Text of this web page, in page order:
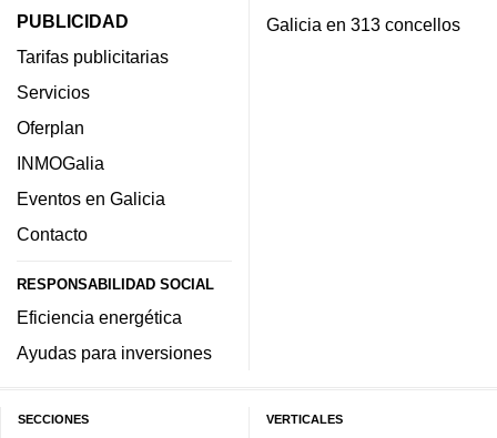
PUBLICIDAD
Tarifas publicitarias
Servicios
Oferplan
INMOGalia
Eventos en Galicia
Contacto
RESPONSABILIDAD SOCIAL
Eficiencia energética
Ayudas para inversiones
Galicia en 313 concellos
SECCIONES VERTICALES